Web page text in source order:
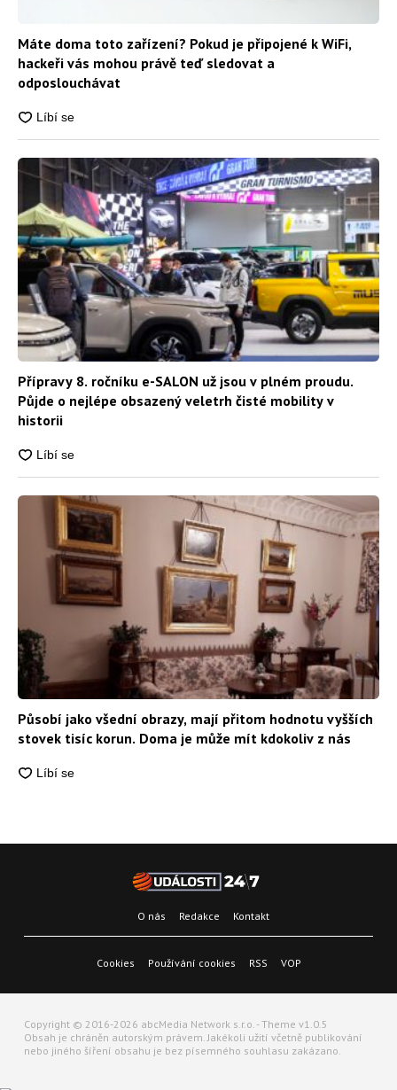
Máte doma toto zařízení? Pokud je připojené k WiFi,
hackeři vás mohou právě teď sledovat a
odposlouchávat
Přípravy 8. ročníku e-SALON už jsou v plném proudu.
Půjde o nejlépe obsazený veletrh čisté mobility v
historii
Působí jako všední obrazy, mají přitom hodnotu vyšších
stovek tisíc korun. Doma je může mít kdokoliv z nás
O nás Redakce Kontakt
Cookies Používání cookies RSS VOP
Copyright © 2016-2026 abcMedia Network s.r.o. - Theme v1.0.5
Obsah je chráněn autorským právem. Jakékoli užití včetně publikování
nebo jiného šíření obsahu je bez písemného souhlasu zakázano.